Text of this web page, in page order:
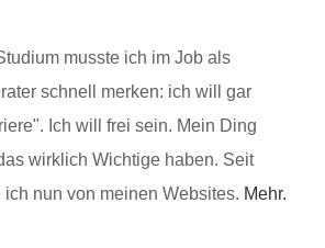
musste ich im Job als
schnell merken: ich will gar
Ich will frei sein. Mein Ding
wirklich Wichtige haben. Seit
nun von meinen Websites. Mehr.